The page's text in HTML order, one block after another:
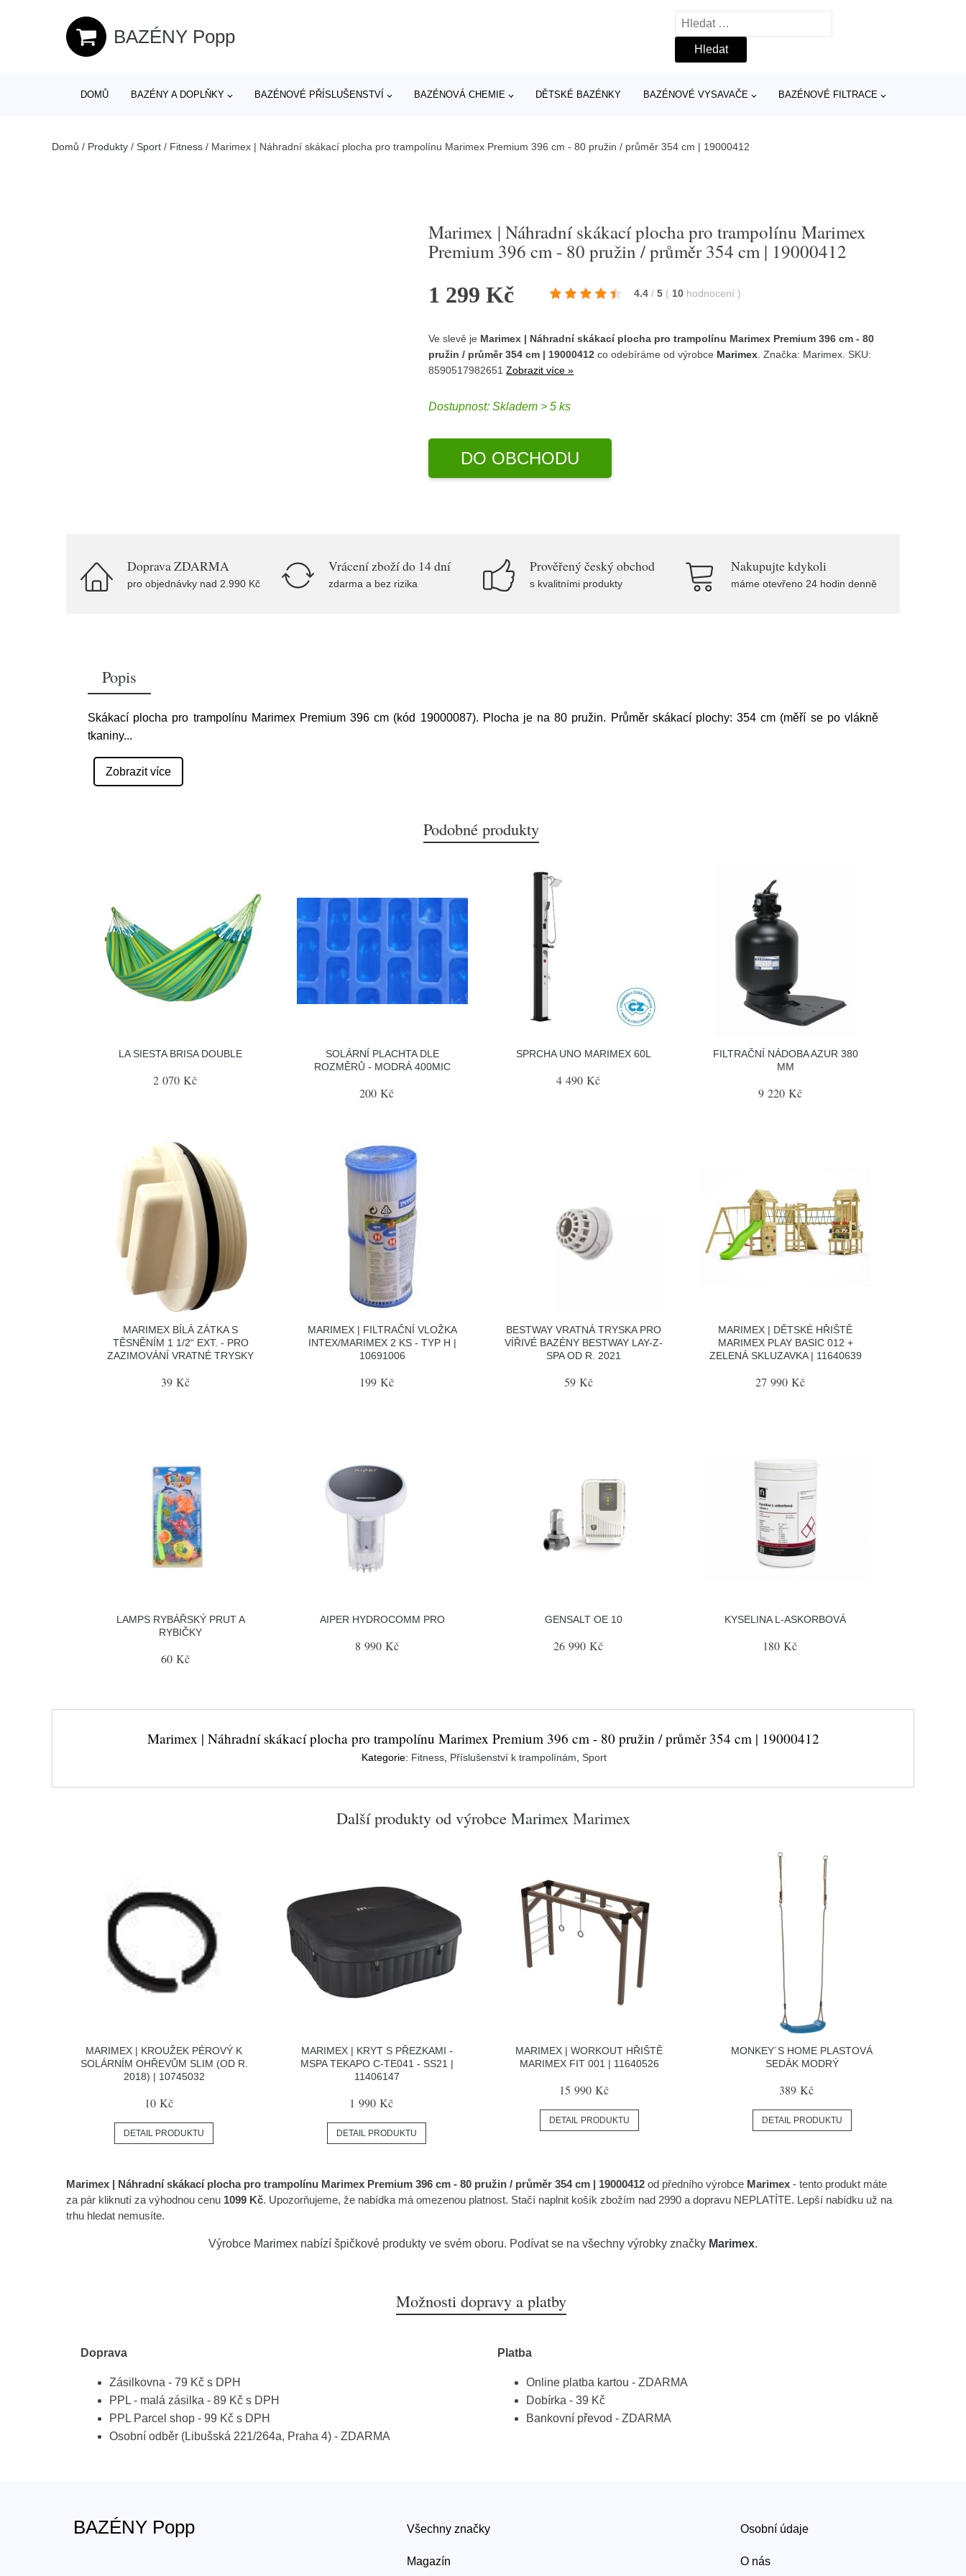
BAZÉNY Popp
Vyhledávání
DOMŮ BAZÉNY A DOPLŇKY BAZÉNOVÉ PŘÍSLUŠENSTVÍ BAZÉNOVÁ CHEMIE DĚTSKÉ BAZÉNKY BAZÉNOVÉ VYSAVAČE BAZÉNOVÉ FILTRACE
Domů / Produkty / Sport / Fitness / Marimex | Náhradní skákací plocha pro trampolínu Marimex Premium 396 cm - 80 pružin / průměr 354 cm | 19000412
Marimex | Náhradní skákací plocha pro trampolínu Marimex
Premium 396 cm - 80 pružin / průměr 354 cm | 19000412
1 299 Kč 4.4 / 5 ( 10 hodnocení)
Ve slevě je Marimex | Náhradní skákací plocha pro trampolínu Marimex Premium 396 cm - 80
pružin / průměr 354 cm | 19000412 co odebíráme od výrobce Marimex . Značka: Marimex . SKU:
8590517982651Zobrazit více »
Dostupnost:Skladem > 5 ks
DO OBCHODU
Doprava ZDARMA
pro objednávky nad 2.990 Kč
Vrácení zboží do 14 dní
zdarma a bez rizika
Prověřený český obchod
s kvalitními produkty
Nakupujte kdykoli
máme otevřeno 24 hodin denně
Popis
Skákací plocha pro trampolínu Marimex Premium 396 cm (kód 19000087). Plocha je na 80 pružin. Průměr skákací plochy: 354 cm (měří se po vlákně
tkaniny...
Zobrazit více
Podobné produkty
LA SIESTA BRISA DOUBLE
2 070 Kč
SOLÁRNÍ PLACHTA DLE
ROZMĚRŮ - MODRÁ 400MIC
200 Kč
SPRCHA UNO MARIMEX 60L
4 490 Kč
FILTRAČNÍ NÁDOBA AZUR 380
MM
9 220 Kč
MARIMEX BÍLÁ ZÁTKA S
TĚSNĚNÍM 1 1/2“ EXT. - PRO
ZAZIMOVÁNÍ VRATNÉ TRYSKY
39 Kč
MARIMEX | FILTRAČNÍ VLOŽKA
INTEX/MARIMEX 2 KS - TYP H |
10691006
199 Kč
BESTWAY VRATNÁ TRYSKA PRO
VÍŘIVÉ BAZÉNY BESTWAY LAY-Z-
SPA OD R. 2021
59 Kč
MARIMEX | DĚTSKÉ HŘIŠTĚ
MARIMEX PLAY BASIC 012 +
ZELENÁ SKLUZAVKA | 11640639
27 990 Kč
LAMPS RYBÁŘSKÝ PRUT A
RYBIČKY
60 Kč
AIPER HYDROCOMM PRO
8 990 Kč
GENSALT OE 10
26 990 Kč
KYSELINA L-ASKORBOVÁ
180 Kč
Marimex | Náhradní skákací plocha pro trampolínu Marimex Premium 396 cm - 80 pružin / průměr 354 cm | 19000412
Kategorie: Fitness, Příslušenství k trampolínám Sport
Další produkty od výrobce Marimex Marimex
MARIMEX | KROUŽEK PÉROVÝ K
SOLÁRNÍM OHŘEVŮM SLIM (OD R.
2018) | 10745032
10 Kč
DETAIL PRODUKTU
MARIMEX | KRYT S PŘEZKAMI -
MSPA TEKAPO C-TE041 - SS21 |
11406147
1 990 Kč
DETAIL PRODUKTU
MARIMEX | WORKOUT HŘIŠTĚ
MARIMEX FIT 001 | 11640526
15 990 Kč
DETAIL PRODUKTU
MONKEY´S HOME PLASTOVÁ
SEDÁK MODRÝ
389 Kč
DETAIL PRODUKTU
Marimex | Náhradní skákací plocha pro trampolínu Marimex Premium 396 cm - 80 pružin / průměr 354 cm | 19000412 od předního výrobce Marimex - tento produkt máte
za pár kliknutí za výhodnou cenu 1099 Kč. Upozorňujeme, že nabídka má omezenou platnost. Stačí naplnit košík zbožím nad 2990 a dopravu NEPLATÍTE. Lepší nabídku už na
trhu hledat nemusíte.
Výrobce Marimex nabízí špičkové produkty ve svém oboru. Podívat se na všechny výrobky značky Marimex.
Možnosti dopravy a platby
Doprava
Zásilkovna - 79 Kč s DPH
PPL - malá zásilka - 89 Kč s DPH
PPL Parcel shop - 99 Kč s DPH
Osobní odběr (Libušská 221/264a, Praha 4) - ZDARMA
Platba
Online platba kartou - ZDARMA
Dobírka - 39 Kč
Bankovní převod - ZDARMA
BAZÉNY Popp Všechny značky
Magazín
Osobní údaje
O nás